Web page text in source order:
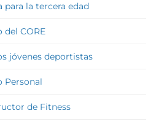
para la tercera edad
CORE
jóvenes deportistas
Personal
de Fitness